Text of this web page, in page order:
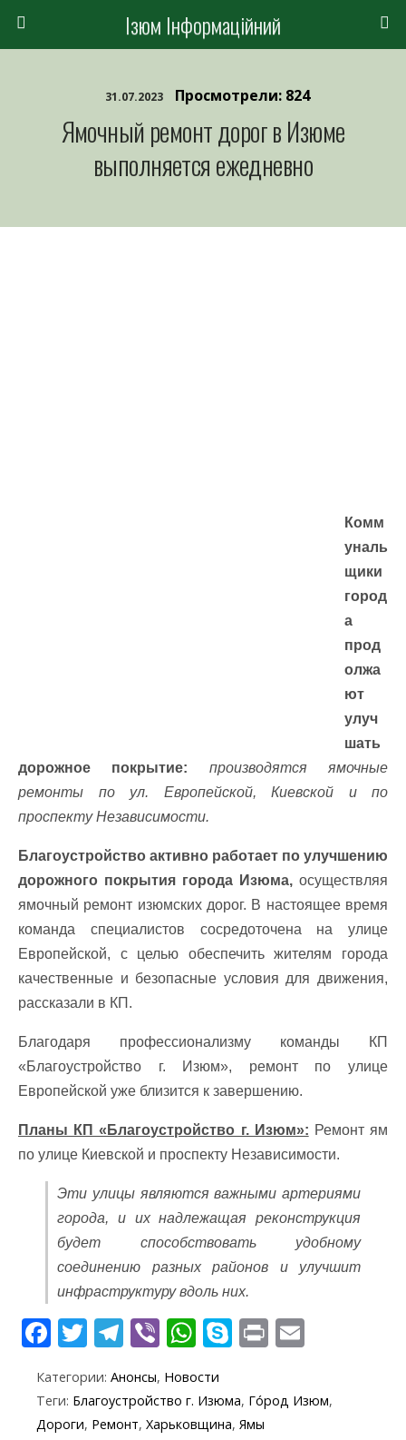
Ізюм Інформаційний
31.07.2023 Просмотрели: 824
Ямочный ремонт дорог в Изюме
выполняется ежедневно
Комм
уналь
щики
город
а
прод
олжа
ют
улуч
шать
дорожное покрытие: производятся ямочные
ремонты по ул. Европейской, Киевской и по
проспекту Независимости.
Благоустройство активно работает по улучшению
дорожного покрытия города Изюма, осуществляя
ямочный ремонт изюмских дорог. В настоящее время
команда специалистов сосредоточена на улице
Европейской, с целью обеспечить жителям города
качественные и безопасные условия для движения,
рассказали в КП.
Благодаря профессионализму команды КП
«Благоустройство г. Изюм», ремонт по улице
Европейской уже близится к завершению.
Планы КП «Благоустройство г. Изюм»: Ремонт ям
по улице Киевской и проспекту Независимости.
Эти улицы являются важными артериями
города, и их надлежащая реконструкция
будет способствовать удобному
соединению разных районов и улучшит
инфраструктуру вдоль них.
F
e
b
T
itt
er
T
e
gr
Vi
er
W
at
s
S
y
p
Pr
t ai
Категории: Анонсы, Новости
Теги: Благоустройство г. Изюма, Го́род Изюм,
Дороги, Ремонт, Харьковщина, Ямы